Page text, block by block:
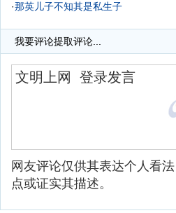
·那英儿子不知其是私生子
我要评论提取评论...
网友评论仅供其表达个人看
点或证实其描述。